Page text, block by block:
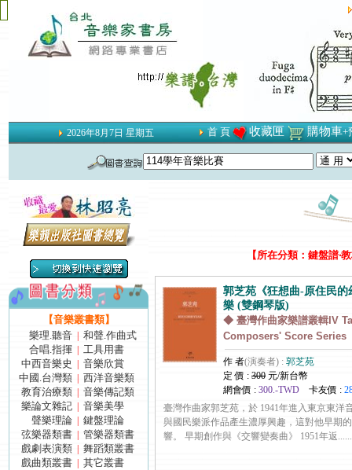
2026年8月7日 星期五 首 頁 收藏匣 購物車+
【音樂叢書類】
樂理.聽音
和聲.作曲式
合唱.指揮
工具用書
中西音樂史
音樂欣賞
中國.台灣類
西洋音樂類
教育治療類
音樂傳記類
樂論文雜記
音樂美學
聲樂理論
鍵盤理論
弦樂器類書
管樂器類書
戲劇表演類
舞蹈類叢書
戲曲類叢書
其它叢書
【所在分類：鍵盤譜‧
郭芝苑《狂想曲-原住民
樂 (雙鋼琴版)
◆ 臺灣作曲家樂譜叢輯IV
Composers' Score Series
作 者(演奏者) : 郭芝苑
定 價 : 300 元/新台幣
網會價 : 300.-TWD 卡友價 :
臺灣作曲家郭芝苑，於 1941年進入東京東洋
與國民樂派作品產生濃厚興趣，這對他早期
響。 早期創作與《交響變奏曲》 1951年返